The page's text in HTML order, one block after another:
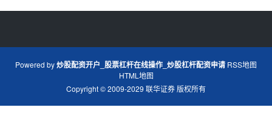
Powered by炒股配资开户_股票杠杆在线操作_炒股杠杆配资申请 RSS地图
HTML地图
Copyright© 2009-2029 联华证券版权所有